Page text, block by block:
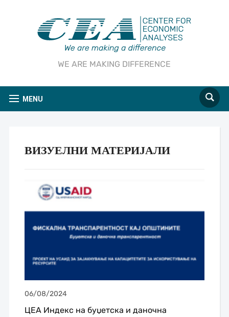
WE ARE MAKING DIFFERENCE
MENU
ВИЗУЕЛНИ МАТЕРИЈАЛИ
06/08/2024
ЦЕА Индекс на буџетска и даночна